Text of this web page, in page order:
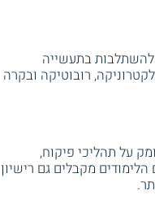
להשתלבות בתעשייה
רובוטיקה ובקרה
על תהליכי פיקוח,
מקבלים גם רישיון